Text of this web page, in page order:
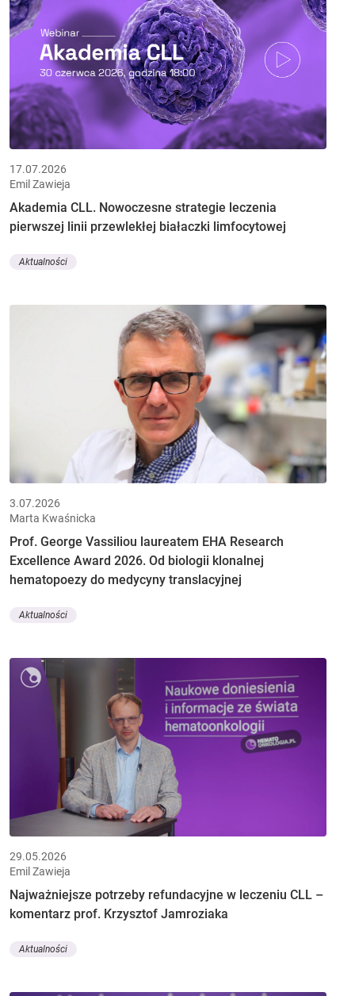
17.07.2026
Emil Zawieja
Akademia CLL. Nowoczesne strategie leczenia
pierwszej linii przewlekłej białaczki limfocytowej
Aktualności
3.07.2026
Marta Kwaśnicka
Prof. George Vassiliou laureatem EHA Research
Excellence Award 2026. Od biologii klonalnej
hematopoezy do medycyny translacyjnej
Aktualności
29.05.2026
Emil Zawieja
Najważniejsze potrzeby refundacyjne w leczeniu CLL –
komentarz prof. Krzysztof Jamroziaka
Aktualności